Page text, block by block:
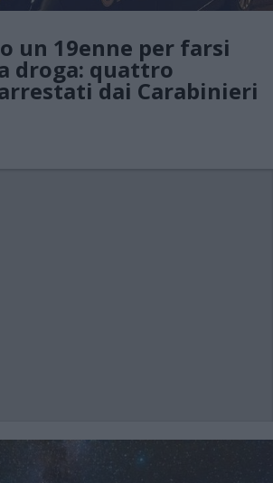
un 19enne per farsi
droga: quattro
dai Carabinieri